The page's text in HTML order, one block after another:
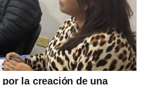
la creación de una